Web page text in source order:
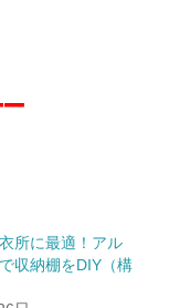
所に最適！アル
収納棚をDIY（構